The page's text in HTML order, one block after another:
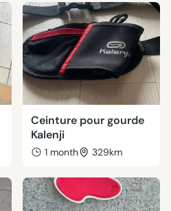
Ceinture pour gourde
Kalenji
1 month 329km